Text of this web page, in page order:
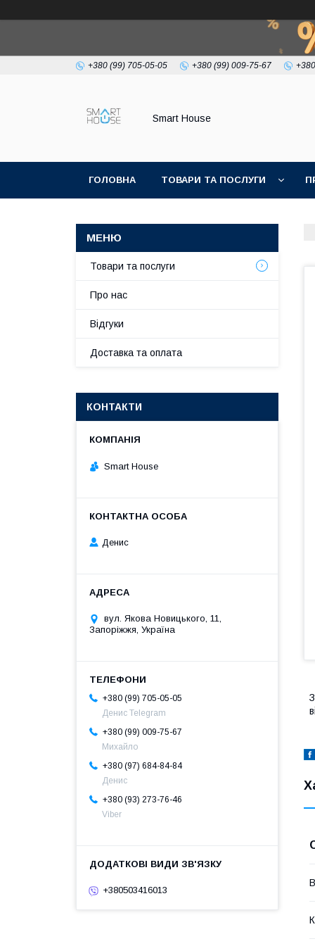
+380 (99) 705-05-05 +380 (99) 009-75-67
Smart House
ГОЛОВНА ТОВАРИ ТА ПОСЛУГИ
Товари та послуги
Про нас
Відгуки
Доставка та оплата
КОНТАКТИ
Smart House
Денис
вул. Якова Новицького, 11,
Запоріжжя, Україна
+380 (99) 705-05-05
Денис Telegram
+380 (99) 009-75-67
Михайло
+380 (97) 684-84-84
Денис
+380 (93) 273-76-46
Viber
+380503416013